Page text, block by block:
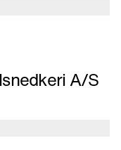
A/S